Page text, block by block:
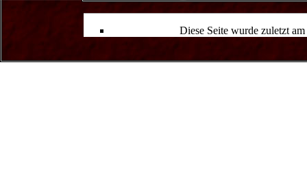
Diese Seite wurde zuletzt